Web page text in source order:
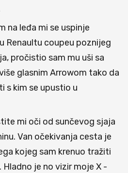
na leđa mi se uspinje
Renaultu coupeu poznijeg
pročistio sam mu uši sa
glasnim Arrowom tako da
s kim se upustio u
mi oči od sunčevog sjaja
Van očekivanja cesta je
kojeg sam krenuo tražiti
je no vizir moje X -